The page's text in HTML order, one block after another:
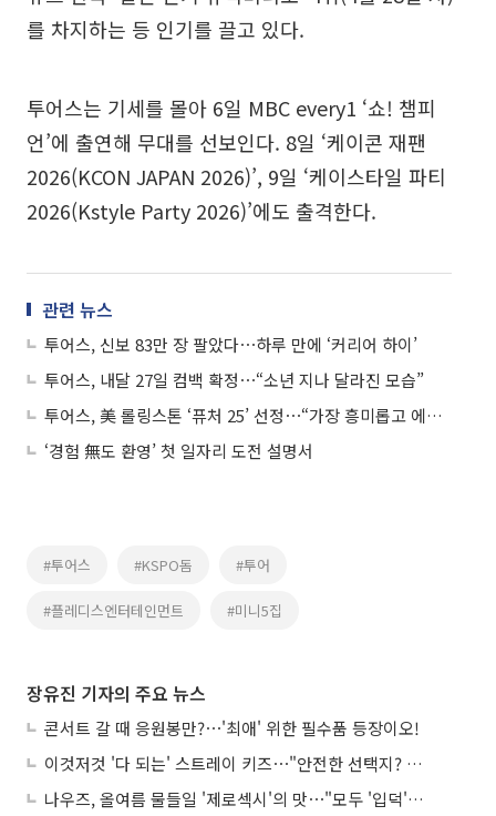
를 차지하는 등 인기를 끌고 있다.
투어스는 기세를 몰아 6일 MBC every1 ‘쇼! 챔피
언’에 출연해 무대를 선보인다. 8일 ‘케이콘 재팬
2026(KCON JAPAN 2026)’, 9일 ‘케이스타일 파티
2026(Kstyle Party 2026)’에도 출격한다.
관련 뉴스
투어스, 신보 83만 장 팔았다⋯하루 만에 ‘커리어 하이’
투어스, 내달 27일 컴백 확정⋯“소년 지나 달라진 모습”
투어스, 美 롤링스톤 ‘퓨처 25’ 선정⋯“가장 흥미롭고 에너제틱한 그룹”
‘경험 無도 환영’ 첫 일자리 도전 설명서
#투어스 #KSPO돔 #투어
#플레디스엔터테인먼트 #미니5집
장유진 기자의 주요 뉴스
콘서트 갈 때 응원봉만?⋯'최애' 위한 필수품 등장이오!
이것저것 '다 되는' 스트레이 키즈⋯"안전한 선택지? 도전이 재밌죠"
나우즈, 올여름 물들일 '제로섹시'의 맛⋯"모두 '입덕'시킬 것"